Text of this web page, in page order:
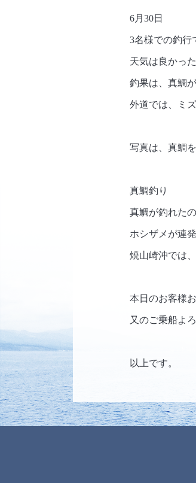
6月30日
3名様での釣行
天気は良かっ
釣果は、真鯛が
外道では、ミ
写真は、真鯛
真鯛釣り
真鯛が釣れた
ホシザメが連
焼山崎沖では
本日のお客様
又のご乗船よ
以上です。